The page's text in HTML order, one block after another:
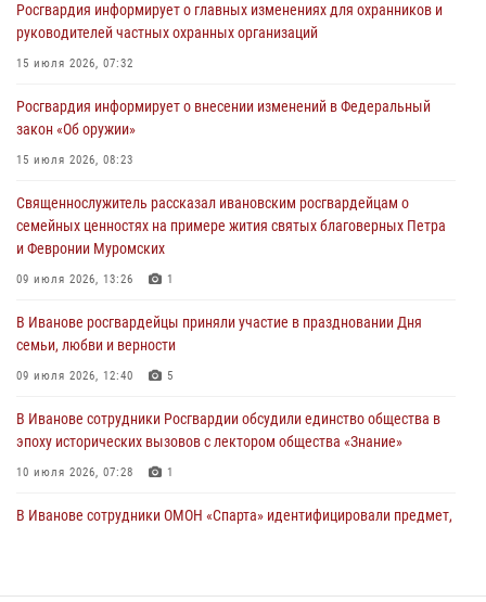
торжественных мероприятиях, посвященных празднованию Дня
Воздушно-десантных войск
02 августа 2026, 11:46
Мероприятия в рамках акции «Каникулы с Росгвардией»
продолжаются в Ивановской области
31 июля 2026, 11:08
В Ивановской области при содействии Росгвардии задержаны
подозреваемые в серии автомобильных краж
30 июля 2026, 12:41
празднования Дня Крещения Руси
Росгвардия информирует о главных изменениях для охранников и
руководителей частных охранных организаций
15 июля 2026, 07:32
Росгвардия информирует о внесении изменений в Федеральный
закон «Об оружии»
15 июля 2026, 08:23
Священнослужитель рассказал ивановским росгвардейцам о
семейных ценностях на примере жития святых благоверных Петра
и Февронии Муромских
09 июля 2026, 13:26 1
В Иванове росгвардейцы приняли участие в праздновании Дня
семьи, любви и верности
09 июля 2026, 12:40 5
В Иванове сотрудники Росгвардии обсудили единство общества в
эпоху исторических вызовов с лектором общества «Знание»
10 июля 2026, 07:28 1
В Иванове сотрудники ОМОН «Спарта» идентифицировали предмет,